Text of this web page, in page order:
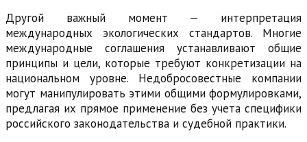
Другой важный момент — интерпретация
международных экологических стандартов. Многие
международные соглашения устанавливают общие
принципы и цели, которые требуют конкретизации на
национальном уровне. Недобросовестные компании
могут манипулировать этими общими формулировками,
предлагая их прямое применение без учета специфики
российского законодательства и судебной практики.